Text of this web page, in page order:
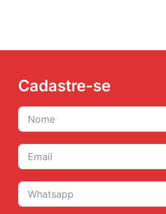
Cadastre-se